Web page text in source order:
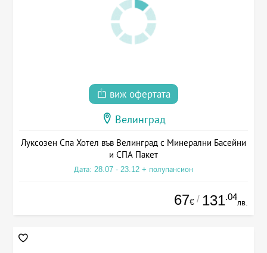
виж офертата
Велинград
Луксозен Спа Хотел във Велинград с Минерални Басейни
и СПА Пакет
Дата: 28.07 - 23.12 + полупансион
67€ / 131.04
лв.